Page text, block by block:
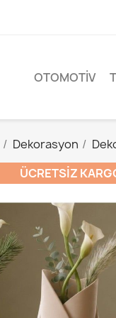
OTOMOTIV
Dekorasyon
ÜCRETSIZ